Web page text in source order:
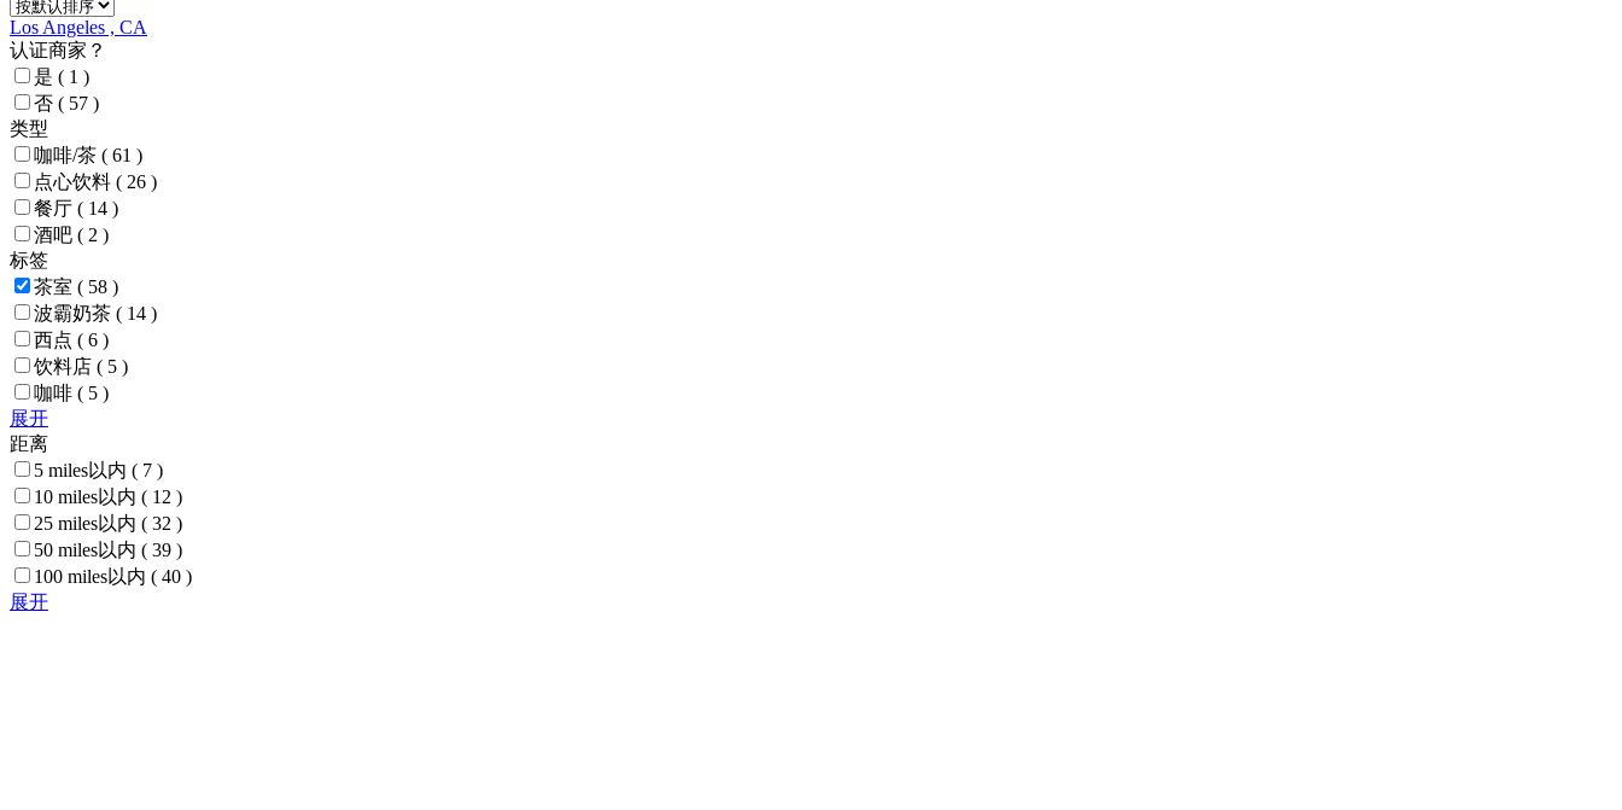
Los Angeles , CA
认证商家？
是 ( 1 )
否 ( 57 )
类型
咖啡/茶 ( 61 )
点心饮料 ( 26 )
餐厅 ( 14 )
酒吧 ( 2 )
标签
茶室 ( 58 )
波霸奶茶 ( 14 )
西点 ( 6 )
饮料店 ( 5 )
咖啡 ( 5 )
展开
距离
5 miles以内 ( 7 )
10 miles以内 ( 12 )
25 miles以内 ( 32 )
50 miles以内 ( 39 )
100 miles以内 ( 40 )
展开